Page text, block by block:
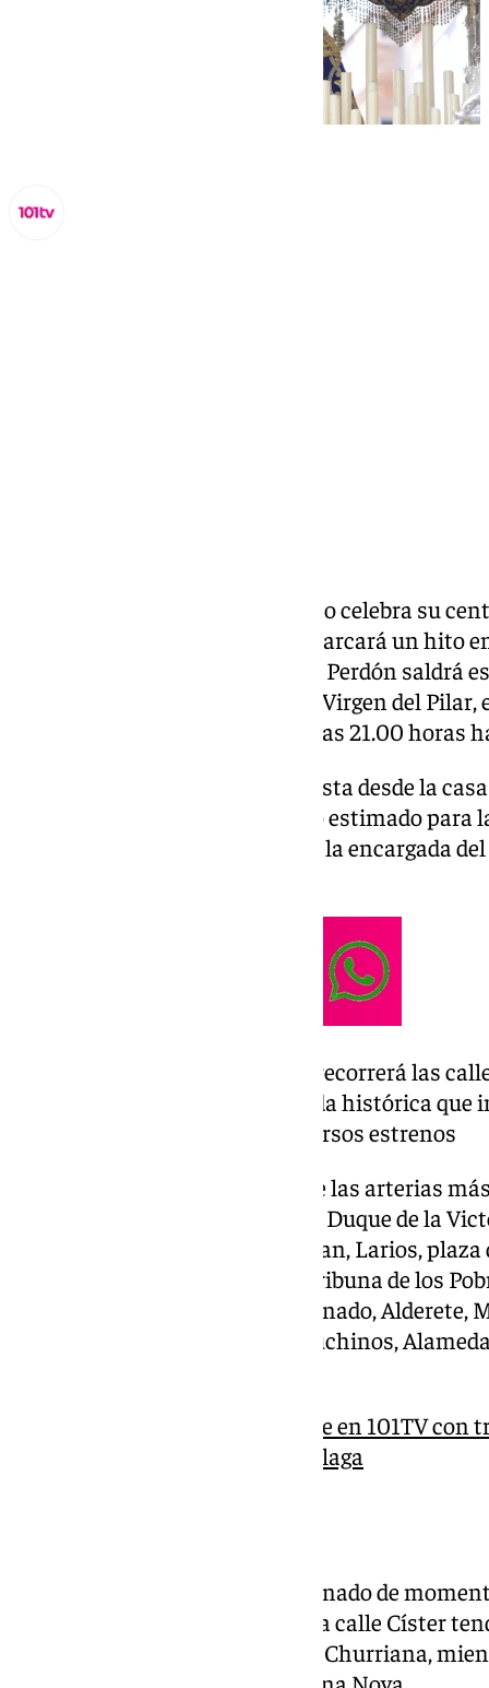
La Hermandad del Prendimiento celebra su
procesión extraordinaria que marcará un hito
La imagen de la Virgen del Gran Perdón saldrá
la Hispanidad y festividad de la Virgen del Pilar,
retransmitirá en directo desde las 21.00 horas
La salida procesional está prevista desde la
las 18.00 horas, con un encierro estimado para
de música Virgen del Rocío será la encargada
La Virgen del Gran Perdón recorrerá las
12 de octubre en una jornada histórica
musicales, petaladas y diversos estrenos
El cortejo atravesará algunas de las arterias
Alcazabilla, Císter, San Agustín, Duque de la
Larios, plaza del Obispo, Strachan, Larios,
Cisneros, Fajardo, Compañía, Tribuna de los
Carrera de Capuchinos, Empecinado, Alderete,
Domínguez Ávila, plaza de Capuchinos,
Súper fin de semana cofrade en 101TV
desde Córdoba, Sevilla y Málaga
El extenso itinerario estará jalonado de
la experiencia procesional. En la calle Císter
intervención de la comparsa de Churriana,